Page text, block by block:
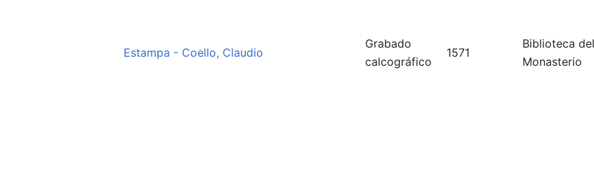
Estampa - Coello, Claudio
Grabado
calcográfico
1571
Biblioteca
Monasterio